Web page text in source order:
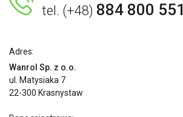
tel. (+48) 884 800 551
Adres:
Wanrol Sp. z o.o.
ul. Matysiaka 7
22-300 Krasnystaw